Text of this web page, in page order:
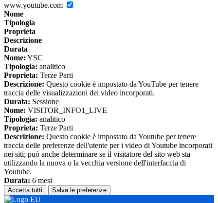
www.youtube.com
Nome
Tipologia
Proprieta
Descrizione
Durata
Nome: YSC
Tipologia: analitico
Proprieta: Terze Parti
Descrizione: Questo cookie è impostato da YouTube per tenere
traccia delle visualizzazioni dei video incorporati.
Durata: Sessione
Nome: VISITOR_INFO1_LIVE
Tipologia: analitico
Proprieta: Terze Parti
Descrizione: Questo cookie è impostato da Youtube per tenere
traccia delle preferenze dell'utente per i video di Youtube incorporati
nei siti; può anche determinare se il visitatore del sito web sta
utilizzando la nuova o la vecchia versione dell'interfaccia di
Youtube.
Durata: 6 mesi
Accetta tutti Salva le preferenze